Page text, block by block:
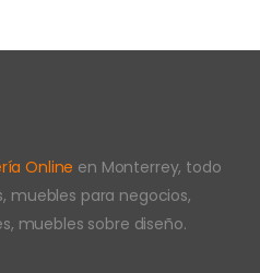
Online en Monterrey, todo
muebles para negocios,
muebles sobre diseño.